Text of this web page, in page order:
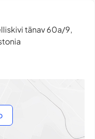
tänav 60a/9,